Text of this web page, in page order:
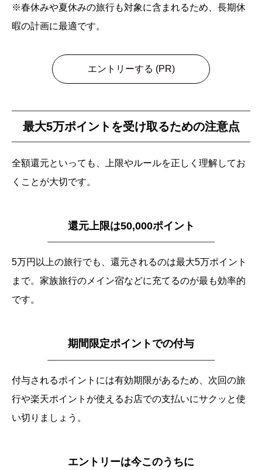
※春休みや夏休みの旅行も対象に含まれるため、長期休
暇の計画に最適です。
エントリーする (PR)
最大5万ポイントを受け取るための注意点
全額還元といっても、上限やルールを正しく理解してお
くことが大切です。
還元上限は50,000ポイント
5万円以上の旅行でも、還元されるのは最大5万ポイント
まで。家族旅行のメイン宿などに充てるのが最も効率的
です。
期間限定ポイントでの付与
付与されるポイントには有効期限があるため、次回の旅
行や楽天ポイントが使えるお店での支払いにサクッと使
い切りましょう。
エントリーは今このうちに